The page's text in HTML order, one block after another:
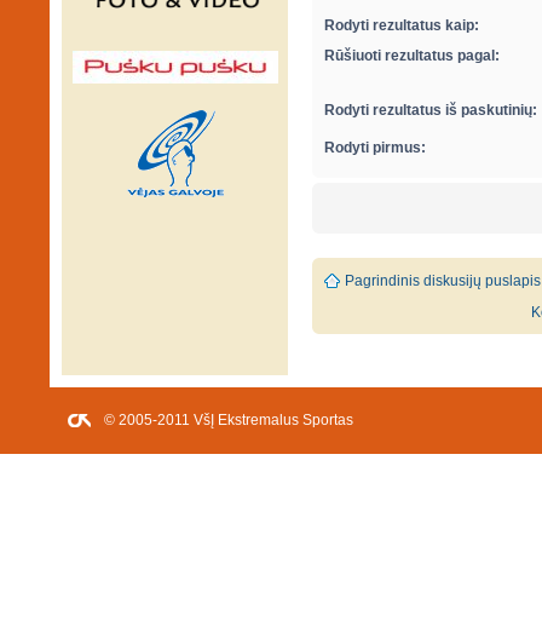
Rodyti rezultatus kaip:
Rūšiuoti rezultatus pagal:
Rodyti rezultatus iš paskutinių:
Rodyti pirmus:
Pagrindinis diskusijų puslapis
© 2005-2011 VšĮ Ekstremalus Sportas